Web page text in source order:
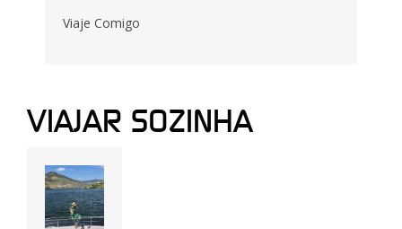
Viaje Comigo
VIAJAR SOZINHA